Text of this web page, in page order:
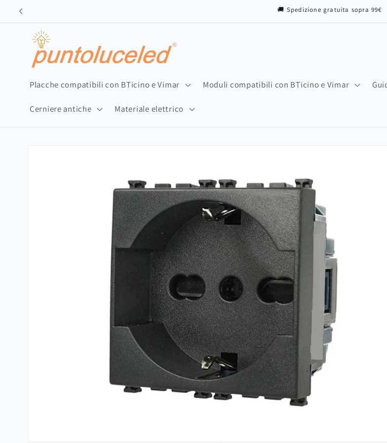
direttamente
🚚 Spedizione gratuita sopra 99€
Placche compatibili con BTicino e Vimar Moduli compatibili con BTicino e Vimar
Cerniere antiche Materiale elettrico